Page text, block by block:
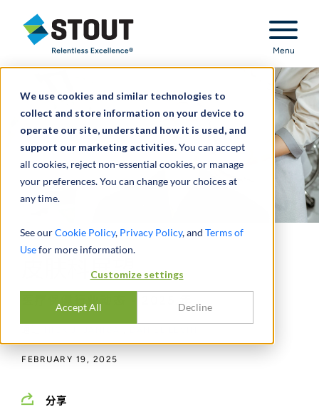
We use cookies and similar technologies to
collect and store information on your device to
operate our site, understand how it is used, and
support our marketing activities.You can accept
all cookies, reject non-essential cookies, or manage
your preferences. You can change your choices at
any time.
See ourCookie Policy, Privacy Policy, and Terms of
Usefor more information.
Customize settings
Accept All Decline
Stout Relentless Excellence
Menu
皮肤科展望
医疗保健行业动态 - 2025 年
FEBRUARY 19, 2025
分享